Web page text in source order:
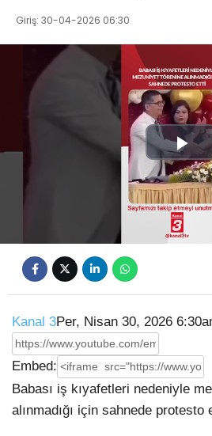
Giriş: 30-04-2026 06:30
Kanal 3Per, Nisan 30, 2026
Embed:
Babası iş kıyafetleri nedeniyle
alınmadığı için sahnede